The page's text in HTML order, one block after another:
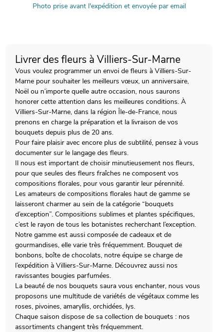
Photo prise avant l'expédition et envoyée par email
Livrer des fleurs à Villiers-Sur-Marne
Vous voulez programmer un envoi de fleurs à Villiers-Sur-
Marne pour souhaiter les meilleurs vœux, un anniversaire,
Noël ou n’importe quelle autre occasion, nous saurons
honorer cette attention dans les meilleures conditions. À
Villiers-Sur-Marne, dans la région Île-de-France, nous
prenons en charge la préparation et la livraison de vos
bouquets depuis plus de 20 ans.
Pour faire plaisir avec encore plus de subtilité, pensez à vous
documenter sur le langage des fleurs.
Il nous est important de choisir minutieusement nos fleurs,
pour que seules des fleurs fraîches ne composent vos
compositions florales, pour vous garantir leur pérennité.
Les amateurs de compositions florales haut de gamme se
laisseront charmer au sein de la catégorie “bouquets
d’exception”. Compositions sublimes et plantes spécifiques,
c’est le rayon de tous les botanistes recherchant l’exception.
Notre gamme est aussi composée de cadeaux et de
gourmandises, elle varie très fréquemment. Bouquet de
bonbons, boîte de chocolats, notre équipe se charge de
l’expédition à Villiers-Sur-Marne. Découvrez aussi nos
ravissantes bougies parfumées.
La beauté de nos bouquets saura vous enchanter, nous vous
proposons une multitude de variétés de végétaux comme les
roses, pivoines, amaryllis, orchidées, lys.
Chaque saison dispose de sa collection de bouquets : nos
assortiments changent très fréquemment.